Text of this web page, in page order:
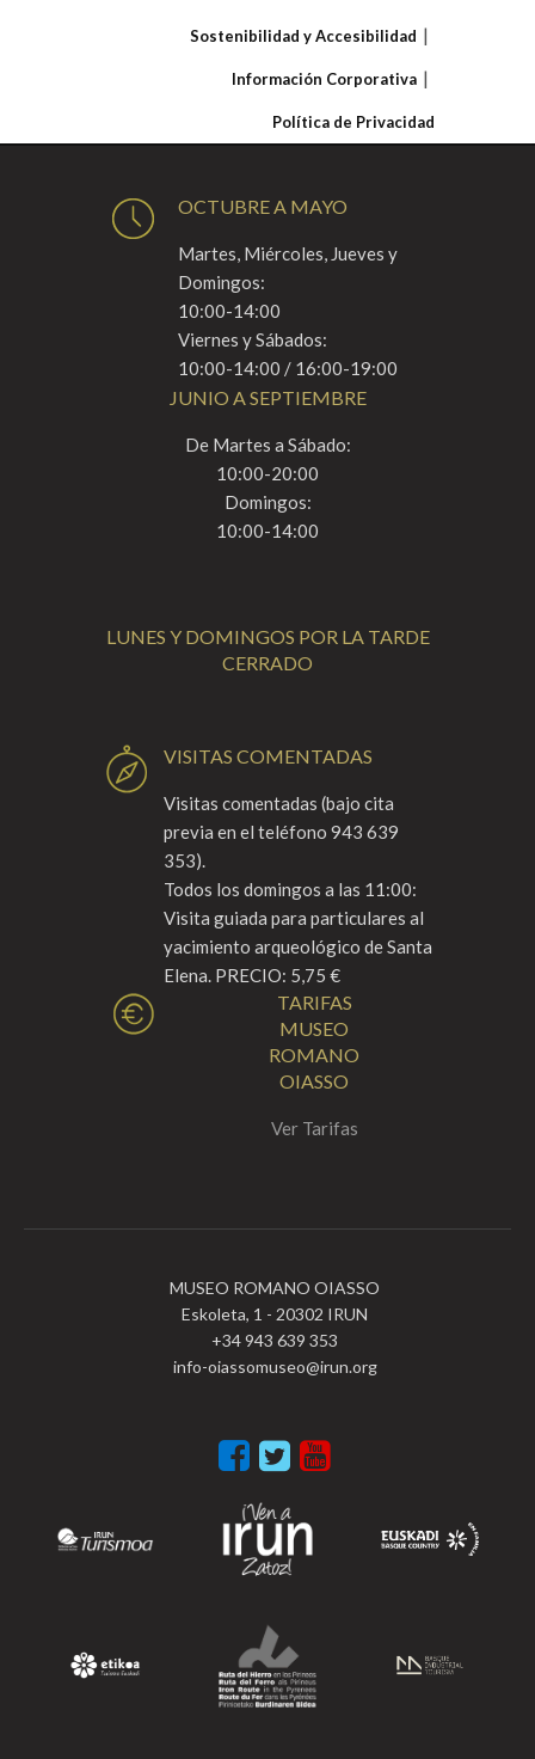
Sostenibilidad y Accesibilidad
Información Corporativa
Política de Privacidad
OCTUBRE A MAYO
Martes, Miércoles, Jueves y
Domingos:
10:00-14:00
Viernes y Sábados:
10:00-14:00 / 16:00-19:00
JUNIO A SEPTIEMBRE
De Martes a Sábado:
10:00-20:00
Domingos:
10:00-14:00
LUNES Y DOMINGOS POR LA TARDE
CERRADO
VISITAS COMENTADAS
Visitas comentadas (bajo cita
previa en el teléfono 943 639
353).
Todos los domingos a las 11:00:
Visita guiada para particulares al
yacimiento arqueológico de Santa
Elena. PRECIO: 5,75 €
TARIFAS
MUSEO
ROMANO
OIASSO
Ver Tarifas
MUSEO ROMANO OIASSO
Eskoleta, 1 - 20302 IRUN
+34 943 639 353
info-oiassomuseo@irun.org